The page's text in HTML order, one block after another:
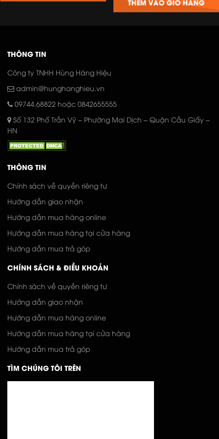
1.500.000₫.là:
THÊM VÀO GIỎ HÀNG
THÔNG TIN
Công ty TNHH Hùng Hàng Hiệu
admin@hunghanghieu.vn
09744.68822 hoặc 0842655555
Số 132 Phố Trần Vỹ – Phường Mai Dịch – Quận Cầu Giấy –
HN
THÔNG TIN
Chính sách về quyền riêng tư
Hướng dẫn giao nhận
Hướng dẫn mua hàng online
Hướng dẫn mua hàng tại cửa hàng
Hướng dẫn mua trả góp
CHÍNH SÁCH & ĐIỀU KHOẢN
Chính sách về quyền riêng tư
Hướng dẫn giao nhận
Hướng dẫn mua hàng online
Hướng dẫn mua hàng tại cửa hàng
Hướng dẫn mua trả góp
TÌM CHÚNG TÔI TRÊN